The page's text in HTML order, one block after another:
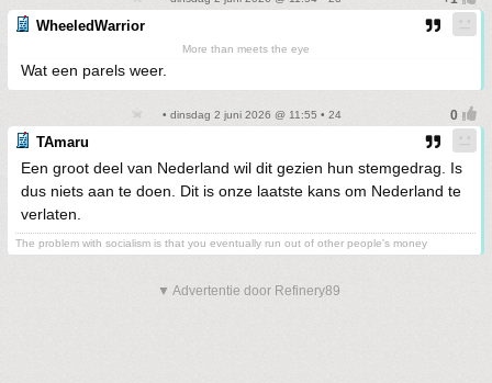
WheeledWarrior
More than meets the eye
Wat een parels weer.
• dinsdag 2 juni 2026 @ 11:55 • 24
TAmaru
Een groot deel van Nederland wil dit gezien hun stemgedrag. Is
dus niets aan te doen. Dit is onze laatste kans om Nederland te
verlaten.
The problem with socialism is that you eventually run out of other people's money
▼ Advertentie door Refinery89